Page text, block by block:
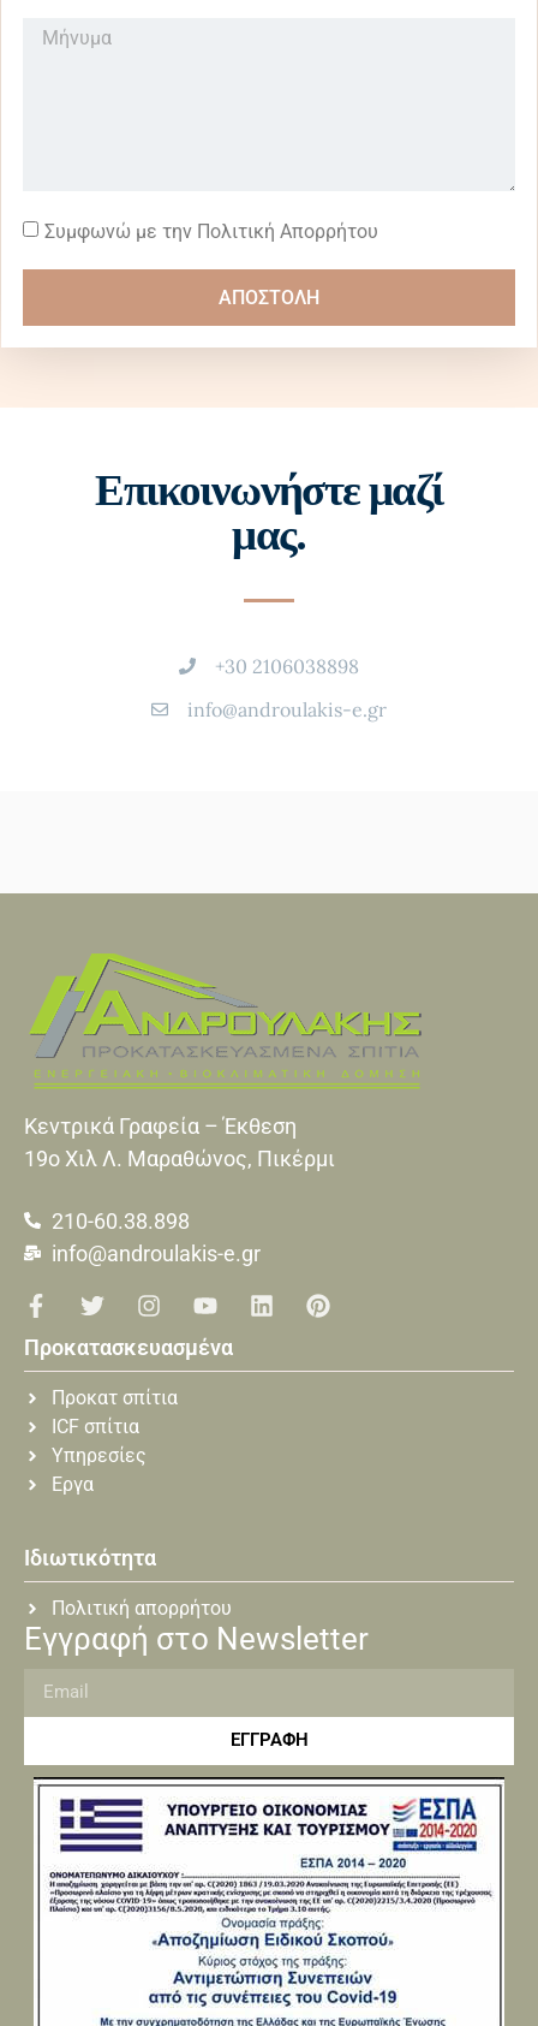
Συμφωνώ με την Πολιτική Απορρήτου
ΑΠΟΣΤΟΛΗ
Επικοινωνήστε μαζί
μας.
+30 2106038898
info@androulakis-e.gr
Κεντρικά Γραφεία – Έκθεση
19o Xιλ Λ. Μαραθώνος, Πικέρμι
210-60.38.898
info@androulakis-e.gr
Προκατασκευασμένα
Προκατ σπίτια
ICF σπίτια
Υπηρεσίες
Εργα
Ιδιωτικότητα
Πολιτική απορρήτου
Εγγραφή στο Newsletter
ΕΓΓΡΑΦΗ